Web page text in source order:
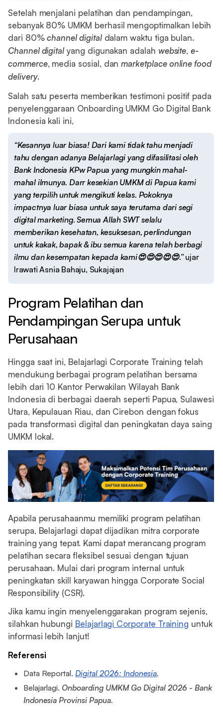
Setelah menjalani pelatihan dan pendampingan,
sebanyak 80% UMKM berhasil mengoptimalkan lebih
dari 80%channel digitaldalam waktu tiga bulan.
Channel digital yang digunakan adalah website,e-
commerce, media sosial, danmarketplace online food
delivery.
Salah satu peserta memberikan testimoni positif pada
penyelenggaraan Onboarding UMKM Go Digital Bank
Indonesia kali ini,
“Kesannya luar biasa! Dari kami tidak tahu menjadi
tahu dengan adanya Belajarlagi yang difasilitasi oleh
Bank Indonesia KPw Papua yang mungkin mahal-
mahal ilmunya. Darr kesekian UMKM di Papua kami
yang terpilih untuk mengikuti kelas. Pokoknya
impactnya luar biasa untuk saya terutama dari segi
digital marketing. Semua Allah SWT selalu
memberikan kesehatan, kesuksesan, perlindungan
untuk kakak, bapak & ibu semua karena telah berbagi
ilmu dan kesempatan kepada kami😍😍😍😍😍.”ujar
Irawati Asnia Bahaju, Sukajajan
Program Pelatihan dan
Pendampingan Serupa untuk
Perusahaan
Hingga saat ini, Belajarlagi Corporate Training telah
mendukung berbagai program pelatihan bersama
lebih dari 10 Kantor Perwakilan Wilayah Bank
Indonesia di berbagai daerah seperti Papua, Sulawesi
Utara, Kepulauan Riau, dan Cirebon dengan fokus
pada transformasi digital dan peningkatan daya saing
UMKM lokal.
Apabila perusahaanmu memiliki program pelatihan
serupa, Belajarlagi dapat dijadikan mitra corporate
training yang tepat. Kami dapat merancang program
pelatihan secara fleksibel sesuai dengan tujuan
perusahaan. Mulai dari program internal untuk
peningkatan skill karyawan hingga Corporate Social
Responsibility (CSR).
Jika kamu ingin menyelenggarakan program sejenis,
silahkan hubungi Belajarlagi Corporate Training untuk
informasi lebih lanjut!
Referensi
Data Reportal.Digital 2026: Indonesia.
Belajarlagi. Onboarding UMKM Go Digital 2026 - Bank
Indonesia Provinsi Papua.